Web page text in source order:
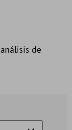
de